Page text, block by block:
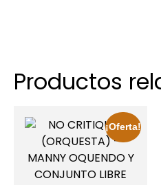
Productos
¡Oferta!